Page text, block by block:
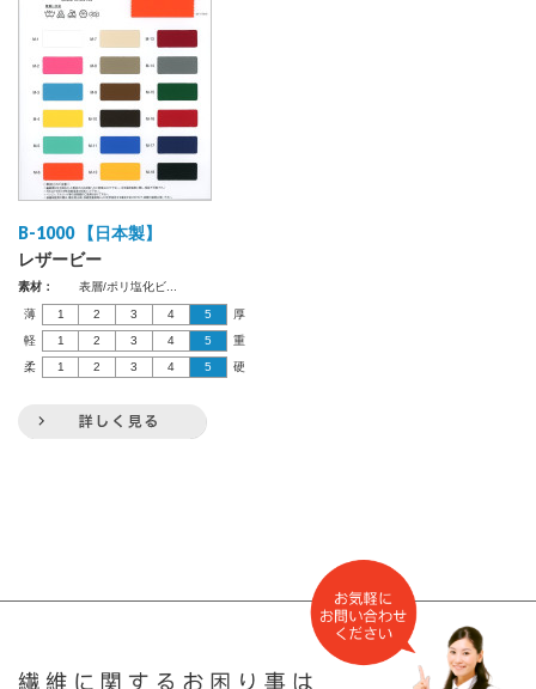
B-1000 【日本製】
レザービー
素材： 表層/ポリ塩化ビ...
薄 1 2 3 4 5
厚
軽
1 2 3 4 5
重
柔
1 2 3 4 5 硬